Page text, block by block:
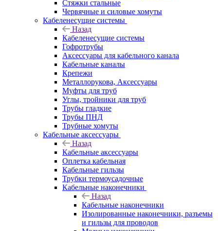
Стяжки стальные
Червячные и силовые хомуты
Кабеленесущие системы
Назад
Кабеленесущие системы
Гофротрубы
Аксессуары для кабельного канала
Кабельные каналы
Крепежи
Металлорукова, Аксессуары
Муфты для труб
Углы, тройники для труб
Трубы гладкие
Трубы ПНД
Трубные хомуты
Кабельные аксессуары
Назад
Кабельные аксессуары
Оплетка кабельная
Кабельные гильзы
Трубки термоусадочные
Кабельные наконечники
Назад
Кабельные наконечники
Изолированные наконечники, разъемы
и гильзы для проводов